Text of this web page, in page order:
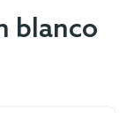
blanco